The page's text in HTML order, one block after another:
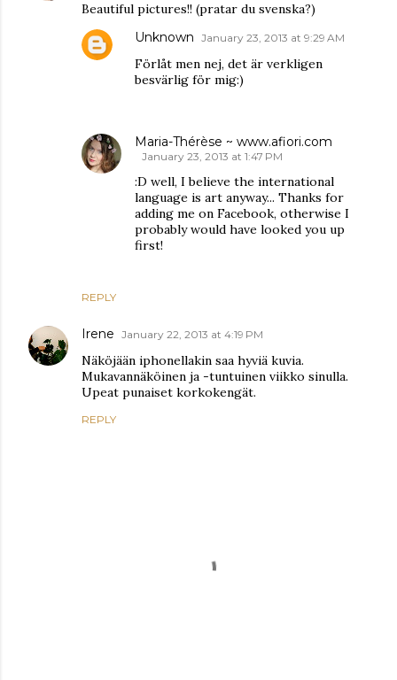
Beautiful pictures!! (pratar du svenska?)
REPLY
Unknown January 23, 2013 at 9:29 AM
Förlåt men nej, det är verkligen
besvärlig för mig:)
Maria-Thérèse ~ www.afiori.com
January 23, 2013 at 1:47 PM
:D well, I believe the international
language is art anyway... Thanks for
adding me on Facebook, otherwise I
probably would have looked you up
first!
Irene January 22, 2013 at 4:19 PM
Näköjään iphonellakin saa hyviä kuvia.
Mukavannäköinen ja -tuntuinen viikko sinulla.
Upeat punaiset korkokengät.
REPLY